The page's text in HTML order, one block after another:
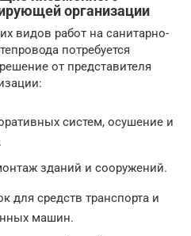
организации
видов работ на санитарно-
потребуется
от представителя
систем, осушение и
зданий и сооружений.
для средств транспорта и
машин.